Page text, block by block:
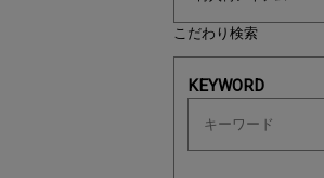
こだわり検索
KEYWORD